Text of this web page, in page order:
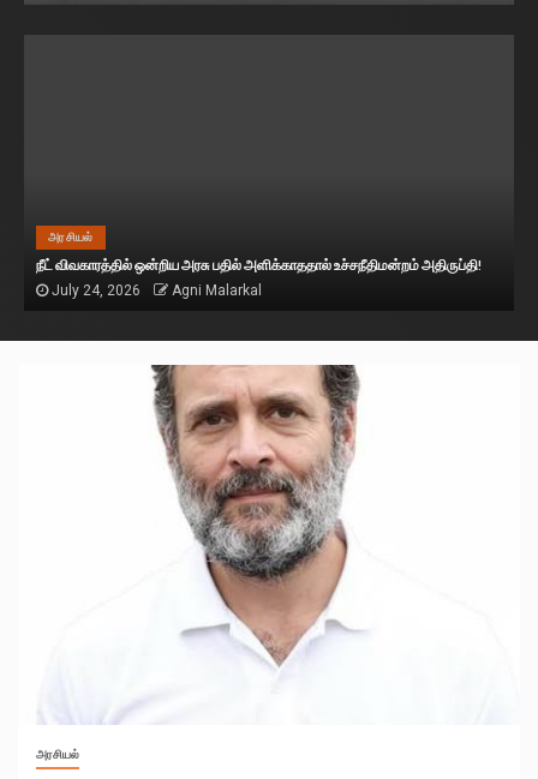
அரசியல்
நீட் விவகாரத்தில் ஒன்றிய அரசு பதில் அளிக்காததால் உச்சநீதிமன்றம் அதிருப்தி!
July 24, 2026
Agni Malarkal
அரசியல்